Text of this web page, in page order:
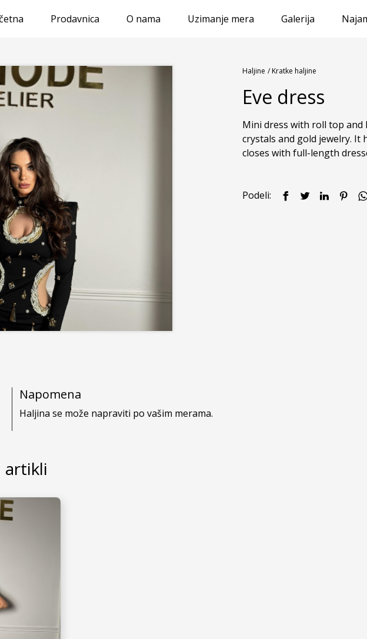
Prodavnica O nama Uzimanje mera Galerija
Haljine / Kratke haljine
Eve dress
Mini dress with roll top and
crystals and gold jewelry. It
closes with full-length
Podeli:
Napomena
Haljina se može napraviti po vašim merama.
artikli